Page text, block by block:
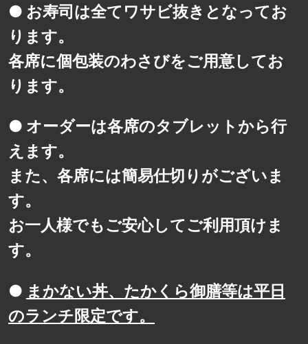
● お寿司は全てワサビ抜きとなってお
ります。
各席に個包装のわさびをご用意してお
ります。
● オーダーは各席のタブレットから行
えます。
また、各席には簡易仕切りがございま
す。
お一人様でもご安心してご利用頂けま
す。
● まかない丼、たかくら御膳等は平日
のランチ限定です。